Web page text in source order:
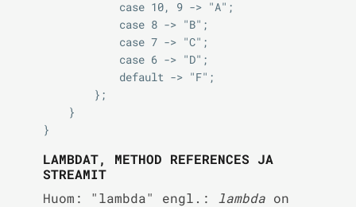
LAMBDAT, METHOD REFERENCES JA
STREAMIT
Huom: "lambda" engl.:
lambdaon